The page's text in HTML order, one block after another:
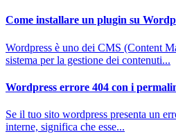
Come installare un plugin su
Wordpress è uno dei CMS (Content
sistema per la gestione dei contenuti...
Wordpress errore 404 con i
Se il tuo sito wordpress presenta un
interne, significa che esse...